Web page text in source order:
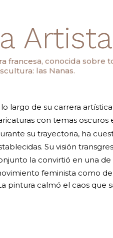
francesa, conocida sobre
las Nanas.
largo de su carrera
con temas oscuros
su trayectoria, ha
Su visión
la convirtió en una
feminista como
pintura calmó el caos que